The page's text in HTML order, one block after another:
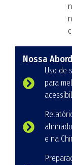
Nossa
Uso de
para
e na